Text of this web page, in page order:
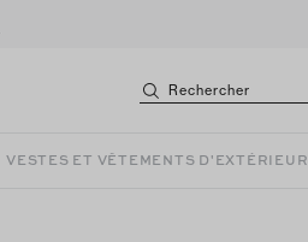
Rechercher
VESTES ET VÊTEMENTS D'EXTÉRIEUR